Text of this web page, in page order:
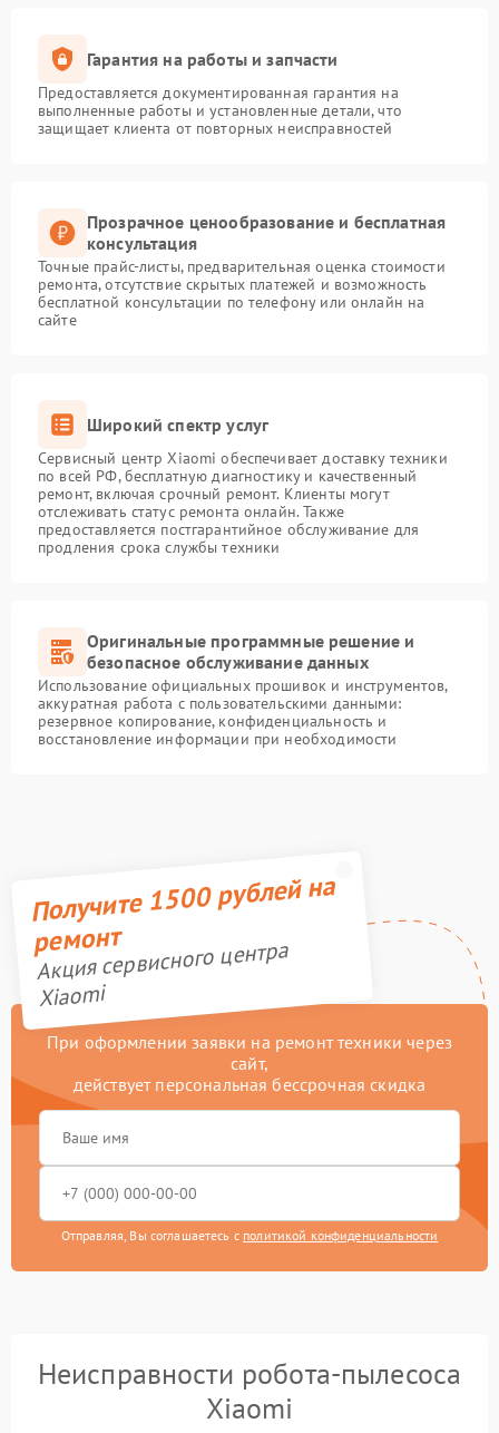
Гарантия на работы и запчасти
Предоставляется документированная гарантия на
выполненные работы и установленные детали, что
защищает клиента от повторных неисправностей
Прозрачное ценообразование и бесплатная
консультация
Точные прайс-листы, предварительная оценка стоимости
ремонта, отсутствие скрытых платежей и возможность
бесплатной консультации по телефону или онлайн на
сайте
Широкий спектр услуг
Сервисный центр Xiaomi обеспечивает доставку техники
по всей РФ, бесплатную диагностику и качественный
ремонт, включая срочный ремонт. Клиенты могут
отслеживать статус ремонта онлайн. Также
предоставляется постгарантийное обслуживание для
продления срока службы техники
Оригинальные программные решение и
безопасное обслуживание данных
Использование официальных прошивок и инструментов,
аккуратная работа с пользовательскими данными:
резервное копирование, конфиденциальность и
восстановление информации при необходимости
Получите 1500 рублей на
ремонт
Акция сервисного центра
Xiaomi
При оформлении заявки на ремонт техники через
сайт,
действует персональная бессрочная скидка
Отправляя, Вы соглашаетесь с политикой конфиденциальности
Неисправности робота-пылесоса
Xiaomi